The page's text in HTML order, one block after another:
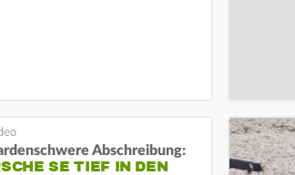
Abschreibung:
SE TIEF IN DEN